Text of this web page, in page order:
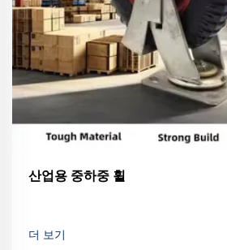
산업용 중하중 휠
더 보기